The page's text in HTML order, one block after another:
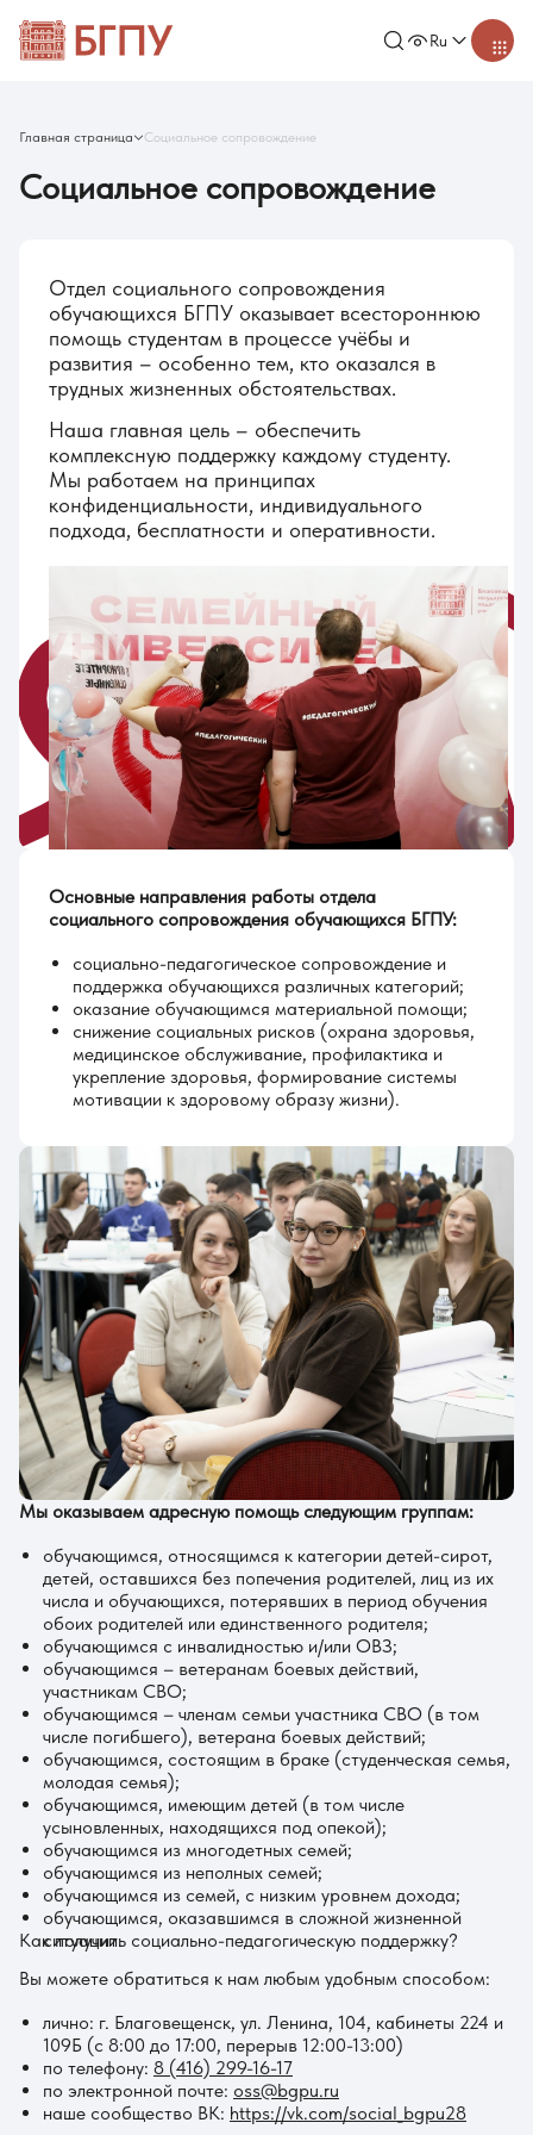
Ru
Главная страница Социальное сопровождение
Социальное сопровождение
Отдел социального сопровождения
обучающихся БГПУ оказывает всестороннюю
помощь студентам в процессе учёбы и
развития – особенно тем, кто оказался в
трудных жизненных обстоятельствах.
Наша главная цель – обеспечить
комплексную поддержку каждому студенту.
Мы работаем на принципах
конфиденциальности, индивидуального
подхода, бесплатности и оперативности.
Основные направления работы отдела
социального сопровождения обучающихся БГПУ:
социально-педагогическое сопровождение и
поддержка обучающихся различных категорий;
оказание обучающимся материальной помощи;
снижение социальных рисков (охрана здоровья,
медицинское обслуживание, профилактика и
укрепление здоровья, формирование системы
мотивации к здоровому образу жизни).
Мы оказываем адресную помощь следующим группам:
обучающимся, относящимся к категории детей-сирот,
детей, оставшихся без попечения родителей, лиц из их
числа и обучающихся, потерявших в период обучения
обоих родителей или единственного родителя;
обучающимся с инвалидностью и/или ОВЗ;
обучающимся – ветеранам боевых действий,
участникам СВО;
обучающимся – членам семьи участника СВО (в том
числе погибшего), ветерана боевых действий;
обучающимся, состоящим в браке (студенческая семья,
молодая семья);
обучающимся, имеющим детей (в том числе
усыновленных, находящихся под опекой);
обучающимся из многодетных семей;
обучающимся из неполных семей;
обучающимся из семей, с низким уровнем дохода;
обучающимся, оказавшимся в сложной жизненной
ситуации.
Как получить социально-педагогическую поддержку?
Вы можете обратиться к нам любым удобным способом:
лично: г. Благовещенск, ул. Ленина, 104, кабинеты 224 и
109Б (с 8:00 до 17:00, перерыв 12:00-13:00)
по телефону: 8 (416) 299-16-17
по электронной почте: oss@bgpu.ru
наше сообщество ВК: https://vk.com/social_bgpu28